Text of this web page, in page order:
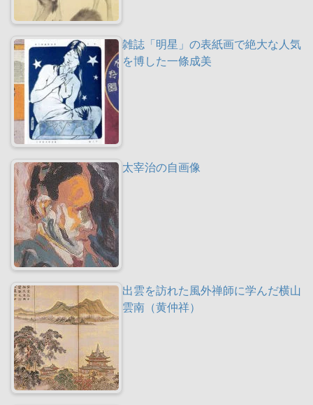
雑誌「明星」の表紙画で絶大な人気
を博した一條成美
太宰治の自画像
出雲を訪れた風外禅師に学んだ横山
雲南（黄仲祥）